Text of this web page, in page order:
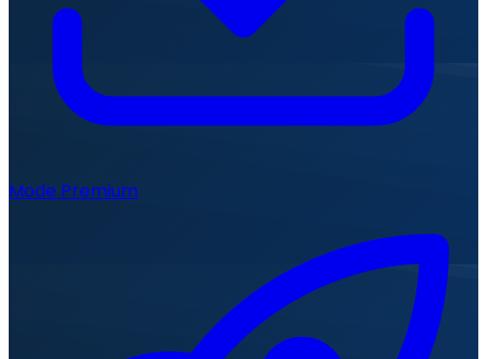
Mode Premium